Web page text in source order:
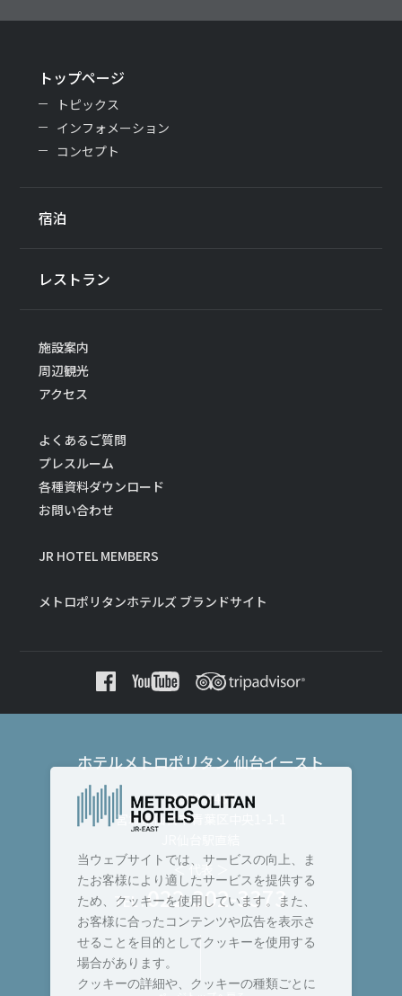
トップページ
トピックス
インフォメーション
コンセプト
宿泊
レストラン
施設案内
周辺観光
アクセス
よくあるご質問
プレスルーム
各種資料ダウンロード
お問い合わせ
JR HOTEL MEMBERS
メトロポリタンホテルズ ブランドサイト
ホテルメトロポリタン 仙台イースト
〒980-8487
宮城県仙台市青葉区中央1-1-1
＜ 代表 ＞
TEL :022-302-3373
当ウェブサイトでは、サービスの向上、ま
たお客様により適したサービスを提供する
ため、クッキーを使用しています。また、
お客様に合ったコンテンツや広告を表示さ
せることを目的としてクッキーを使用する
場合があります。
クッキーの詳細や、クッキーの種類ごとに